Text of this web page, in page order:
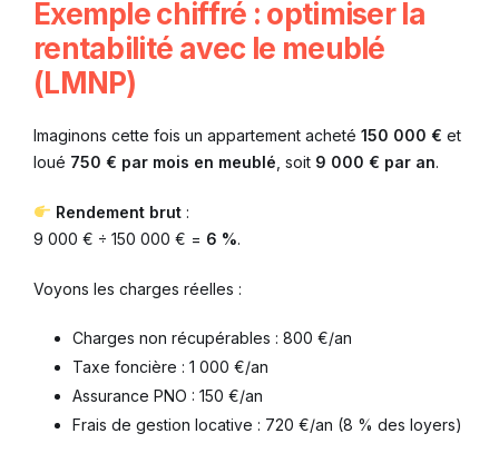
Exemple chiffré : optimiser la
rentabilité avec le meublé
(LMNP)
Imaginons cette fois un appartement acheté 150 000 € et
loué 750 € par mois en meublé , soit 9 000 € par an.
Rendement brut:
9 000 € ÷ 150 000 € = 6 %.
Voyons les charges réelles :
Charges non récupérables : 800 €/an
Taxe foncière : 1 000 €/an
Assurance PNO : 150 €/an
Frais de gestion locative : 720 €/an (8 % des loyers)